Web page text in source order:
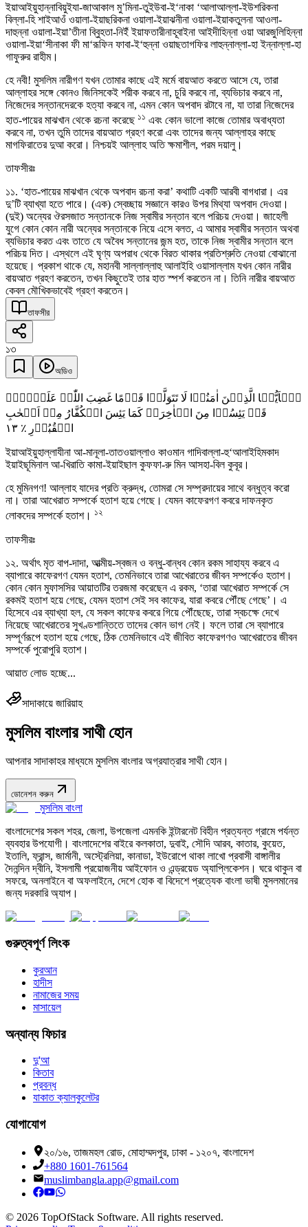
ইয়াআইয়ুহান্নাবিয়ুইযা-জাআকাল মু’মিনা-তুইউবা-ই‘নাকা ‘আলাআল্লা-ইউশরিকনা
বিল্লা-হি শাইআওঁ ওয়ালা-ইয়াছরিকনা ওয়ালা-ইয়াঝনীনা ওয়ালা-ইয়াকতুলনা আওলা-
দাহুন্না ওয়ালা-ইয়া’তীনা ব্বিুহতা-নিইঁ ইয়াফতারীনাহূবাইনা আইদীহিন্না ওয়া আরজুলিহিন্না
ওয়ালা-ইয়া‘সীনাকা ফী মা‘রূফিন ফাবা-ই‘হুন্না ওয়াছতাগফির লাহুন্নাল্লা-হা ইন্নাল্লা-হা
গাফুরুর রাহীম।
হে নবী! মুসলিম নারীগণ যখন তোমার কাছে এই মর্মে বায়আত করতে আসে যে, তারা
আল্লাহর সঙ্গে কোনও জিনিসকেই শরীক করবে না, চুরি করবে না, ব্যভিচার করবে না,
নিজেদের সন্তানদেরকে হত্যা করবে না, এমন কোন অপবাদ রটাবে না, যা তারা নিজেদের
হাত-পায়ের মাঝখান থেকে রচনা করেছে ১১ এবং কোন ভালো কাজে তোমার অবাধ্যতা
করবে না, তখন তুমি তাদের বায়আত গ্রহণ করো এবং তাদের জন্য আল্লাহর কাছে
মাগফিরাতের দুআ করো। নিশ্চয়ই আল্লাহ অতি ক্ষমাশীল, পরম দয়ালু।
তাফসীরঃ
১১. ‘হাত-পায়ের মাঝখান থেকে অপবাদ রচনা করা’ কথাটি একটি আরবী বাগধারা। এর
দু’টি ব্যাখ্যা হতে পারে। (এক) স্বেচ্ছায় সজ্ঞানে কারও উপর মিথ্যা অপবাদ দেওয়া।
(দুই) অন্যের ঔরসজাত সন্তানকে নিজ স্বামীর সন্তান বলে পরিচয় দেওয়া। জাহেলী
যুগে কোন কোন নারী অন্যের সন্তানকে নিয়ে এসে বলত, এ আমার স্বামীর সন্তান অথবা
ব্যভিচার করত এবং তাতে যে অবৈধ সন্তানের জন্ম হত, তাকে নিজ স্বামীর সন্তান বলে
পরিচয় দিত। এস্থলে এই ঘৃণ্য অপরাধ থেকে বিরত থাকার প্রতিশ্রুতি নেওয়া বোঝানো
হয়েছে। প্রকাশ থাকে যে, মহানবী সাল্লাল্লাহু আলাইহি ওয়াসাল্লাম যখন কোন নারীর
বায়আত গ্রহণ করতেন, তখন কিছুতেই তার হাত স্পর্শ করতেন না। তিনি নারীর বায়আত
কেবল মৌখিকভাবেই গ্রহণ করতেন।
তাফসীর
১৩
অডিও
یٰۤاَیُّہَا الَّذِیۡنَ اٰمَنُوۡا لَا تَتَوَلَّوۡا قَوۡمًا غَضِبَ اللّٰہُ عَلَیۡہِمۡ
قَدۡ یَئِسُوۡا مِنَ الۡاٰخِرَۃِ کَمَا یَئِسَ الۡکُفَّارُ مِنۡ اَصۡحٰبِ
الۡقُبُوۡرِ ٪ ١٣
ইয়াআইয়ুহাল্লাযীনা আ-মানূলা-তাতওয়াল্লাও কাওমান গাদিবাল্লা-হু‘আলাইহিমকাদ
ইয়াইছূমিনাল আ-খিরাতি কামা-ইয়াইছাল কুফফা-রু মিন আসহা-বিল কুবূর।
হে মুমিনগণ! আল্লাহ যাদের প্রতি ক্রুদ্ধ, তোমরা সে সম্প্রদায়ের সাথে বন্ধুত্ব করো
না। তারা আখেরাত সম্পর্কে হতাশ হয়ে গেছে। যেমন কাফেরগণ কবরে দাফনকৃত
লোকদের সম্পর্কে হতাশ। ১২
তাফসীরঃ
১২. অর্থাৎ মৃত বাপ-দাদা, আত্মীয়-স্বজন ও বন্ধু-বান্ধব কোন রকম সাহায্য করবে এ
ব্যাপারে কাফেরগণ যেমন হতাশ, তেমনিভাবে তারা আখেরাতের জীবন সম্পর্কেও হতাশ।
কোন কোন মুফাসসির আয়াতটির তরজমা করেছেন এ রকম, ‘তারা আখেরাত সম্পর্কে সে
রকমই হতাশ হয়ে গেছে, যেমন হতাশ সেই সব কাফের, যারা কবরে পৌঁছে গেছে’। এ
হিসেবে এর ব্যাখ্যা হল, যে সকল কাফের কবরে গিয়ে পৌঁছেছে, তারা স্বচক্ষে দেখে
নিয়েছে আখেরাতের সুখণ্ডশান্তিতে তাদের কোন ভাগ নেই। ফলে তারা সে ব্যাপারে
সম্পূর্ণরূপে হতাশ হয়ে গেছে, ঠিক তেমনিভাবে এই জীবিত কাফেরগণও আখেরাতের জীবন
সম্পর্কে পুরোপুরি হতাশ।
আয়াত লোড হচ্ছে...
সাদাকায়ে জারিয়াহ
মুসলিম বাংলার সাথী হোন
আপনার সাদাকাহর মাধ্যমে মুসলিম বাংলার অগ্রযাত্রার সাথী হোন।
ডোনেশন করুন
মুসলিম বাংলা
বাংলাদেশের সকল শহর, জেলা, উপজেলা এমনকি ইন্টারনেট বিহীন প্রত্যন্ত গ্রামে পর্যন্ত
ব্যবহার উপযোগী। বাংলাদেশের বাইরে কলকাতা, দুবাই, সৌদি আরব, কাতার, কুয়েত,
ইতালি, ফ্রান্স, জার্মানী, অস্ট্রেলিয়া, কানাডা, ইউরোপে থাকা লাখো প্রবাসী বাঙ্গালীর
দৈনন্দিন দ্বীনি, ইসলামী প্রয়োজনীয় আইফোন ও এন্ড্রয়েড অ্যাপ্লিকেশন। ঘরে থাকুন বা
সফরে, অনলাইনে বা অফলাইনে, দেশে হোক বা বিদেশে প্রত্যেক বাংলা ভাষী মুসলমানের
জন্য দরকারি অ্যাপ।
গুরুত্বপূর্ণ লিংক
কুরআন
হাদীস
নামাজের সময়
মাসায়েল
অন্যান্য ফিচার
দু'আ
কিতাব
প্রবন্ধ
যাকাত ক্যালকুলেটর
যোগাযোগ
২০/১৬, তাজমহল রোড, মোহাম্মদপুর, ঢাকা - ১২০৭, বাংলাদেশ
+880 1601-761564
muslimbangla.app@gmail.com
© 2026 TopOfStack Software. All rights reserved.